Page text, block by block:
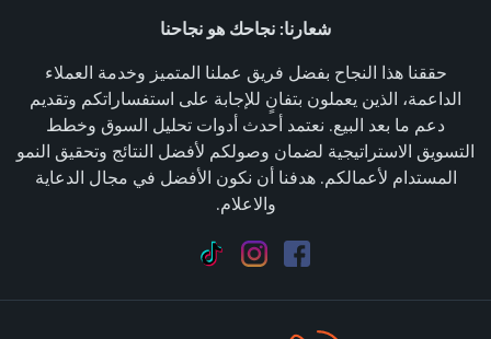
شعارنا: نجاحك هو نجاحنا
حققنا هذا النجاح بفضل فريق عملنا المتميز وخدمة العملاء
الداعمة، الذين يعملون بتفانٍ للإجابة على استفساراتكم وتقديم
دعم ما بعد البيع. نعتمد أحدث أدوات تحليل السوق وخطط
التسويق الاستراتيجية لضمان وصولكم لأفضل النتائج وتحقيق النمو
المستدام لأعمالكم. هدفنا أن نكون الأفضل في مجال الدعاية
والاعلام.